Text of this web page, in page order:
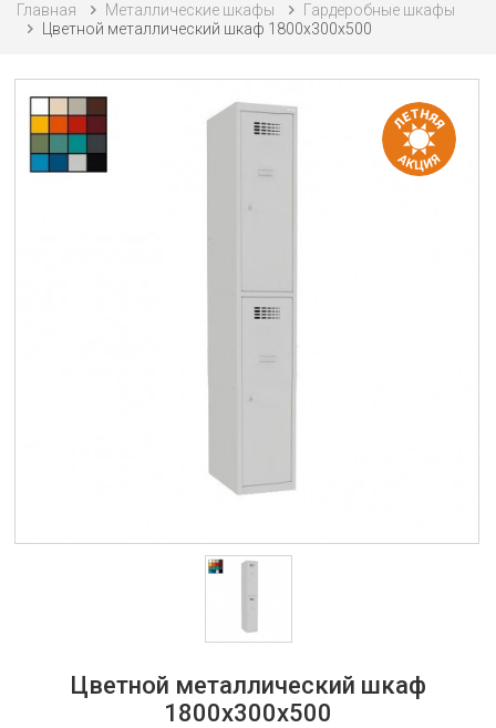
Главная Металлические шкафы
Гардеробные шкафы
Цветной металлический шкаф 1800x300x500
Цветной металлический шкаф
1800x300x500